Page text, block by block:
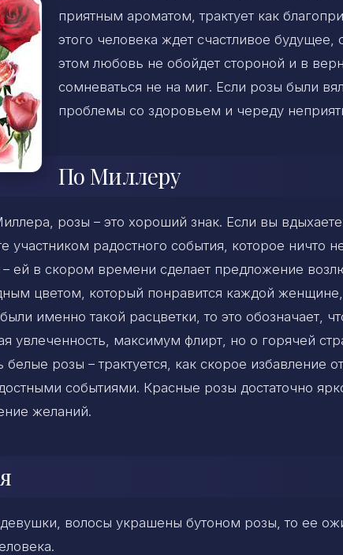
приятным ароматом, трактует как
этого человека ждет счастливое
этом любовь не обойдет стороной и в
сомневаться не на миг. Если розы были
проблемы со здоровьем и череду
По Миллеру
розы – это хороший знак. Если вы вдыхаете
участником радостного события, которое ничто
– ей в скором времени сделает предложение
цветом, который понравится каждой женщине,
именно такой расцветки, то это обозначает,
увлеченность, максимум флирт, но о горячей
белые розы – трактуется, как скорое избавление
событиями. Красные розы достаточно
желаний.
волосы украшены бутоном розы, то ее